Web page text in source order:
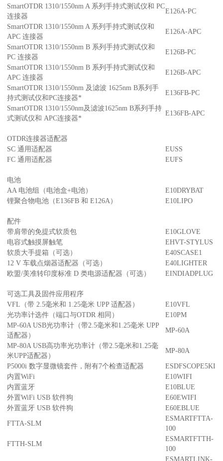
SmartOTDR 1310/1550nm A 系列手持式测试仪和 PC
连接器
E126A-PC
SmartOTDR 1310/1550nm A 系列手持式测试仪和
APC 连接器
E126A-APC
SmartOTDR 1310/1550nm B 系列手持式测试仪和
PC 连接器
E126B-PC
SmartOTDR 1310/1550nm B 系列手持式测试仪和
APC 连接器
E126B-APC
SmartOTDR 1310/1550nm 及滤波 1625nm B系列手
持式测试仪和PC连接器*
E136FB-PC
SmartOTDR 1310/1550nm及滤波1625nm B系列手持
式测试仪和 APC连接器*
E136FB-APC
OTDR连接器适配器
SC 通用适配器
EUSS
FC 通用适配器
EUFS
电池
AA 电池组（电池盒+电池）
E10DRYBAT
锂聚合物电池（E136FB 和 E126A）
E10LIPO
配件
带肩带的免提式软质包
E10GLOVE
电容式触摸屏触笔
EHVT-STYLUS
软质大手提箱（可选）
E40SCASE1
12 V 车载点烟器适配器（可选）
E40LIGHTER
欧盟/美准转印度标准 D 类电源适配器（可选）
EINDIADPLUG
可选工具及固件应用程序
VFL（带 2.5毫米和 1.25毫米 UPP 适配器）
E10VFL
光功率计选件（端口与OTDR 相同）
E10PM
MP-60A USB光功率计（带2.5毫米和1.25毫米 UPP
适配器）
MP-60A
MP-80A USB高功率光功率计（带2.5毫米和1.25毫
米UPP适配器）
MP-80A
P5000i 数字显微镜套件，附有7个检查适配器
ESDFSCOPE5KI
内置WiFi
E10WIFI
内置蓝牙
E10BLUE
外置WiFi USB 软件狗
E60EWIFI
外置蓝牙 USB 软件狗
E60EBLUE
FTTA-SLM
ESMARTFTTA-
100
FTTH-SLM
ESMARTFTTH-
100
ESMARTLINK-